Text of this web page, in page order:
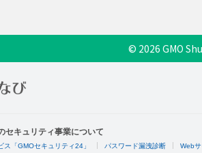
© 2026 GMO